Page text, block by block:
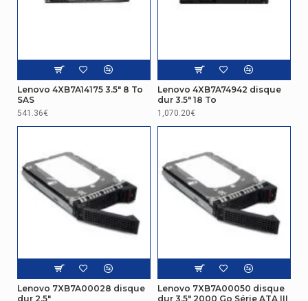
Lenovo 4XB7A14175 3.5" 8 To
SAS
541.36€
Lenovo 4XB7A74942 disque
dur 3.5" 18 To
1,070.20€
Lenovo 7XB7A00028 disque
dur 2.5"
Lenovo 7XB7A00050 disque
dur 3.5" 2000 Go Série ATA III